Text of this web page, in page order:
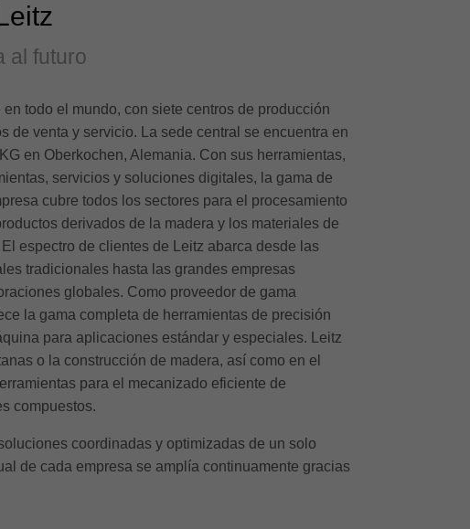
al futuro
en todo el mundo, con siete centros de producción
de venta y servicio. La sede central se encuentra en
en Oberkochen, Alemania. Con sus herramientas,
servicios y soluciones digitales, la gama de
cubre todos los sectores para el procesamiento
derivados de la madera y los materiales de
espectro de clientes de Leitz abarca desde las
tradicionales hasta las grandes empresas
globales. Como proveedor de gama
la gama completa de herramientas de precisión
para aplicaciones estándar y especiales. Leitz
o la construcción de madera, así como en el
para el mecanizado eficiente de
compuestos.
coordinadas y optimizadas de un solo
de cada empresa se amplía continuamente gracias